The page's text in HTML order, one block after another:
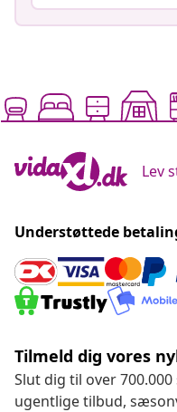
Lev
Understøttede
Tilmeld dig vores
Slut dig til over
ugentlige tilbud,